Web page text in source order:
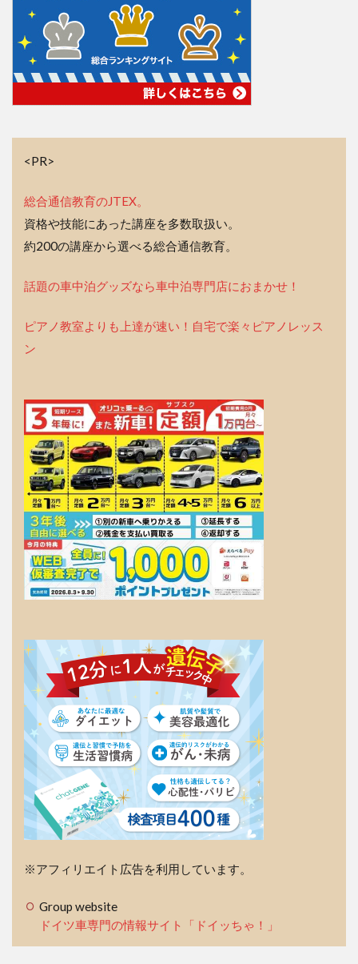
<PR>
総合通信教育のJTEX。
資格や技能にあった講座を多数取扱い。
約200の講座から選べる総合通信教育。
話題の車中泊グッズなら車中泊専門店におまかせ！
ピアノ教室よりも上達が速い！自宅で楽々ピアノレッス
ン
※アフィリエイト広告を利用しています。
Group website
ドイツ車専門の情報サイト「ドイッちゃ！」